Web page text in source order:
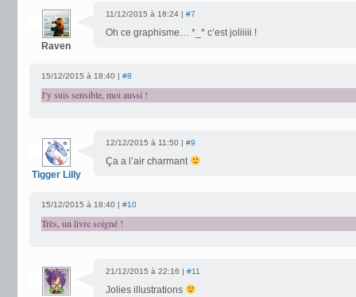
Raven
11/12/2015 à 18:24 | #7
Oh ce graphisme… *_* c’est joliiiii !
15/12/2015 à 18:40 | #8
J'y suis sensible, moi aussi !
Tigger Lilly
12/12/2015 à 11:50 | #9
Ça a l’air charmant
15/12/2015 à 18:40 | #10
Très, un livre soigné !
21/12/2015 à 22:16 | #11
Jolies illustrations